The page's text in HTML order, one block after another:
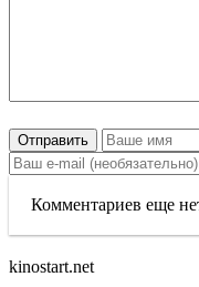
Отправить
Комментариев еще
kinostart.net